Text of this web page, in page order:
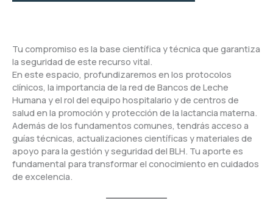
Tu compromiso es la base científica y técnica que garantiza
la seguridad de este recurso vital.
En este espacio, profundizaremos en los protocolos
clínicos, la importancia de la red de Bancos de Leche
Humana y el rol del equipo hospitalario y de centros de
salud en la promoción y protección de la lactancia materna.
Además de los fundamentos comunes, tendrás acceso a
guías técnicas, actualizaciones científicas y materiales de
apoyo para la gestión y seguridad del BLH. Tu aporte es
fundamental para transformar el conocimiento en cuidados
de excelencia.